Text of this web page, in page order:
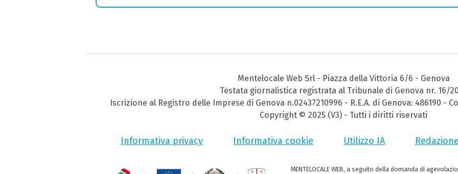
Mentelocale Web Srl - Piazza della Vittoria 6/6 - Genova
Testata giornalistica registrata al Tribunale di Genova nr. 16/
Iscrizione al Registro delle Imprese di Genova n.02437210996 - R.E.A. di Genova: 486190 -
Copyright © 2025 (V3) - Tutti i diritti riservati
Informativa privacy Informativa cookie Utilizzo IA
MENTELOCALE WEB, a seguito della domanda di